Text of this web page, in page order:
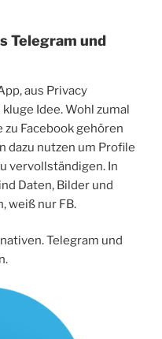
Telegram und
aus Privacy
Idee. Wohl zumal
Facebook gehören
dazu nutzen um Profile
vervollständigen. In
Daten, Bilder und
weiß nur FB.
Telegram und